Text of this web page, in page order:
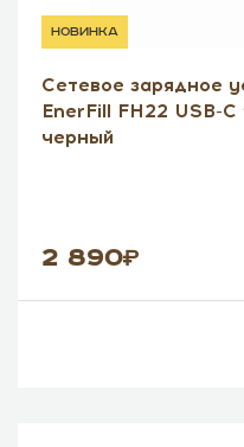
новинка
Сетевое зарядное
EnerFill FH22 USB-
черный
2 890